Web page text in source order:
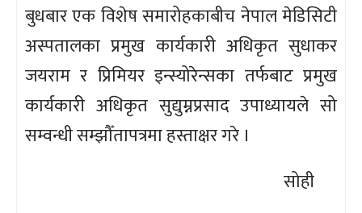
बुधबार एक विशेष समारोहकाबीच नेपाल मेडिसिटी
अस्पतालका प्रमुख कार्यकारी अधिकृत सुधाकर
जयराम र प्रिमियर इन्स्योरेन्सका तर्फबाट प्रमुख
कार्यकारी अधिकृत सुद्युम्नप्रसाद उपाध्यायले सो
सम्वन्धी सम्झौँतापत्रमा हस्ताक्षर गरे ।
सोही